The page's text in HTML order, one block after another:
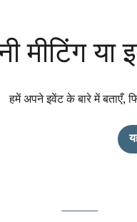
मीटिंग
हमें अपने इवेंट के बारे में बताएँ,